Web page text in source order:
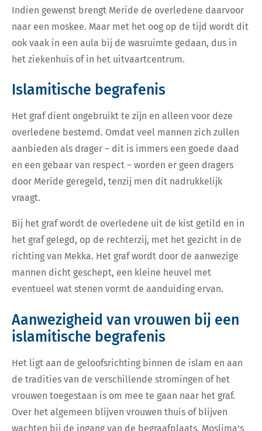
Indien gewenst brengt Meride de overledene daarvoor
naar een moskee. Maar met het oog op de tijd wordt dit
ook vaak in een aula bij de wasruimte gedaan, dus in
het ziekenhuis of in het uitvaartcentrum.
Islamitische begrafenis
Het graf dient ongebruikt te zijn en alleen voor deze
overledene bestemd. Omdat veel mannen zich zullen
aanbieden als drager – dit is immers een goede daad
en een gebaar van respect – worden er geen dragers
door Meride geregeld, tenzij men dit nadrukkelijk
vraagt.
Bij het graf wordt de overledene uit de kist getild en in
het graf gelegd, op de rechterzij, met het gezicht in de
richting van Mekka. Het graf wordt door de aanwezige
mannen dicht geschept, een kleine heuvel met
eventueel wat stenen vormt de aanduiding ervan.
Aanwezigheid van vrouwen bij een
islamitische begrafenis
Het ligt aan de geloofsrichting binnen de islam en aan
de tradities van de verschillende stromingen of het
vrouwen toegestaan is om mee te gaan naar het graf.
Over het algemeen blijven vrouwen thuis of blijven
wachten bij de ingang van de begraafplaats. Moslima’s